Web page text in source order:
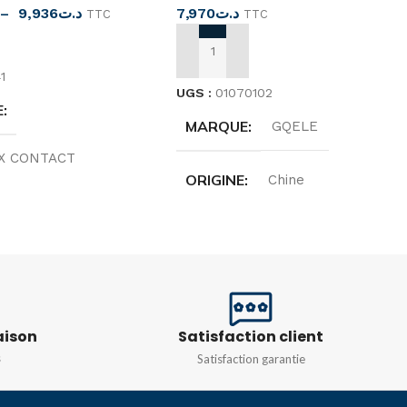
– د.ت9,936 TTC
CONTACT
د.ت7,970 TTC
AJOUTER AU PANIER
UGS : 01070102
MARQUE GQELE
ORIGINE Chine
COULEUR Rouge
Satisfaction client
Satisfaction garantie